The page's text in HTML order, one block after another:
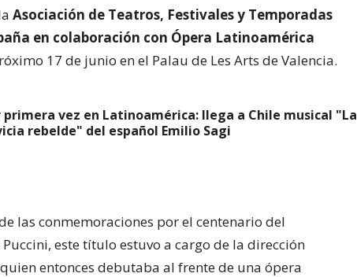
Asociación de Teatros, Festivales y Temporadas
en colaboración con Ópera Latinoamérica
17 de junio en el Palau de Les Arts de Valencia.
primera vez en Latinoamérica: llega a Chile musical "La
rebelde" del español Emilio Sagi
las conmemoraciones por el centenario del
este título estuvo a cargo de la dirección
entonces debutaba al frente de una ópera